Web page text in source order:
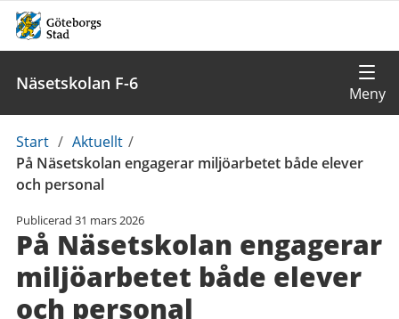
Näsetskolan F-6
Du
är
här:
Start / Aktuellt /
På Näsetskolan engagerar miljöarbetet både elever
och personal
Publicerad 31 mars 2026
På Näsetskolan engagerar
miljöarbetet både elever
och personal